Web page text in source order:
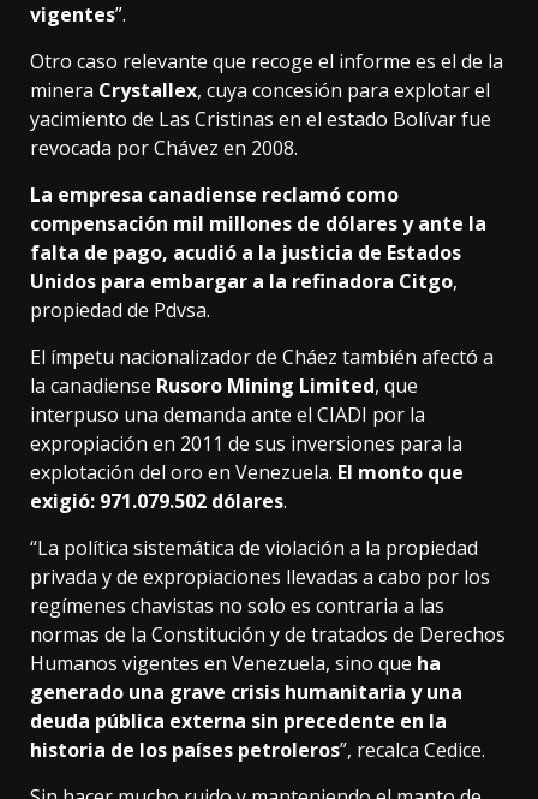
vigentes”.
Otro caso relevante que recoge el informe es el de la
minera Crystallex, cuya concesión para explotar el
yacimiento de Las Cristinas en el estado Bolívar fue
revocada por Chávez en 2008.
La empresa canadiense reclamó como
compensación mil millones de dólares y ante la
falta de pago, acudió a la justicia de Estados
Unidos para embargar a la refinadora Citgo,
propiedad de Pdvsa.
El ímpetu nacionalizador de Cháez también afectó a
la canadiense Rusoro Mining Limited, que
interpuso una demanda ante el CIADI por la
expropiación en 2011 de sus inversiones para la
explotación del oro en Venezuela. El monto que
exigió: 971.079.502 dólares.
“La política sistemática de violación a la propiedad
privada y de expropiaciones llevadas a cabo por los
regímenes chavistas no solo es contraria a las
normas de la Constitución y de tratados de Derechos
Humanos vigentes en Venezuela, sino que ha
generado una grave crisis humanitaria y una
deuda pública externa sin precedente en la
historia de los países petroleros”, recalca Cedice.